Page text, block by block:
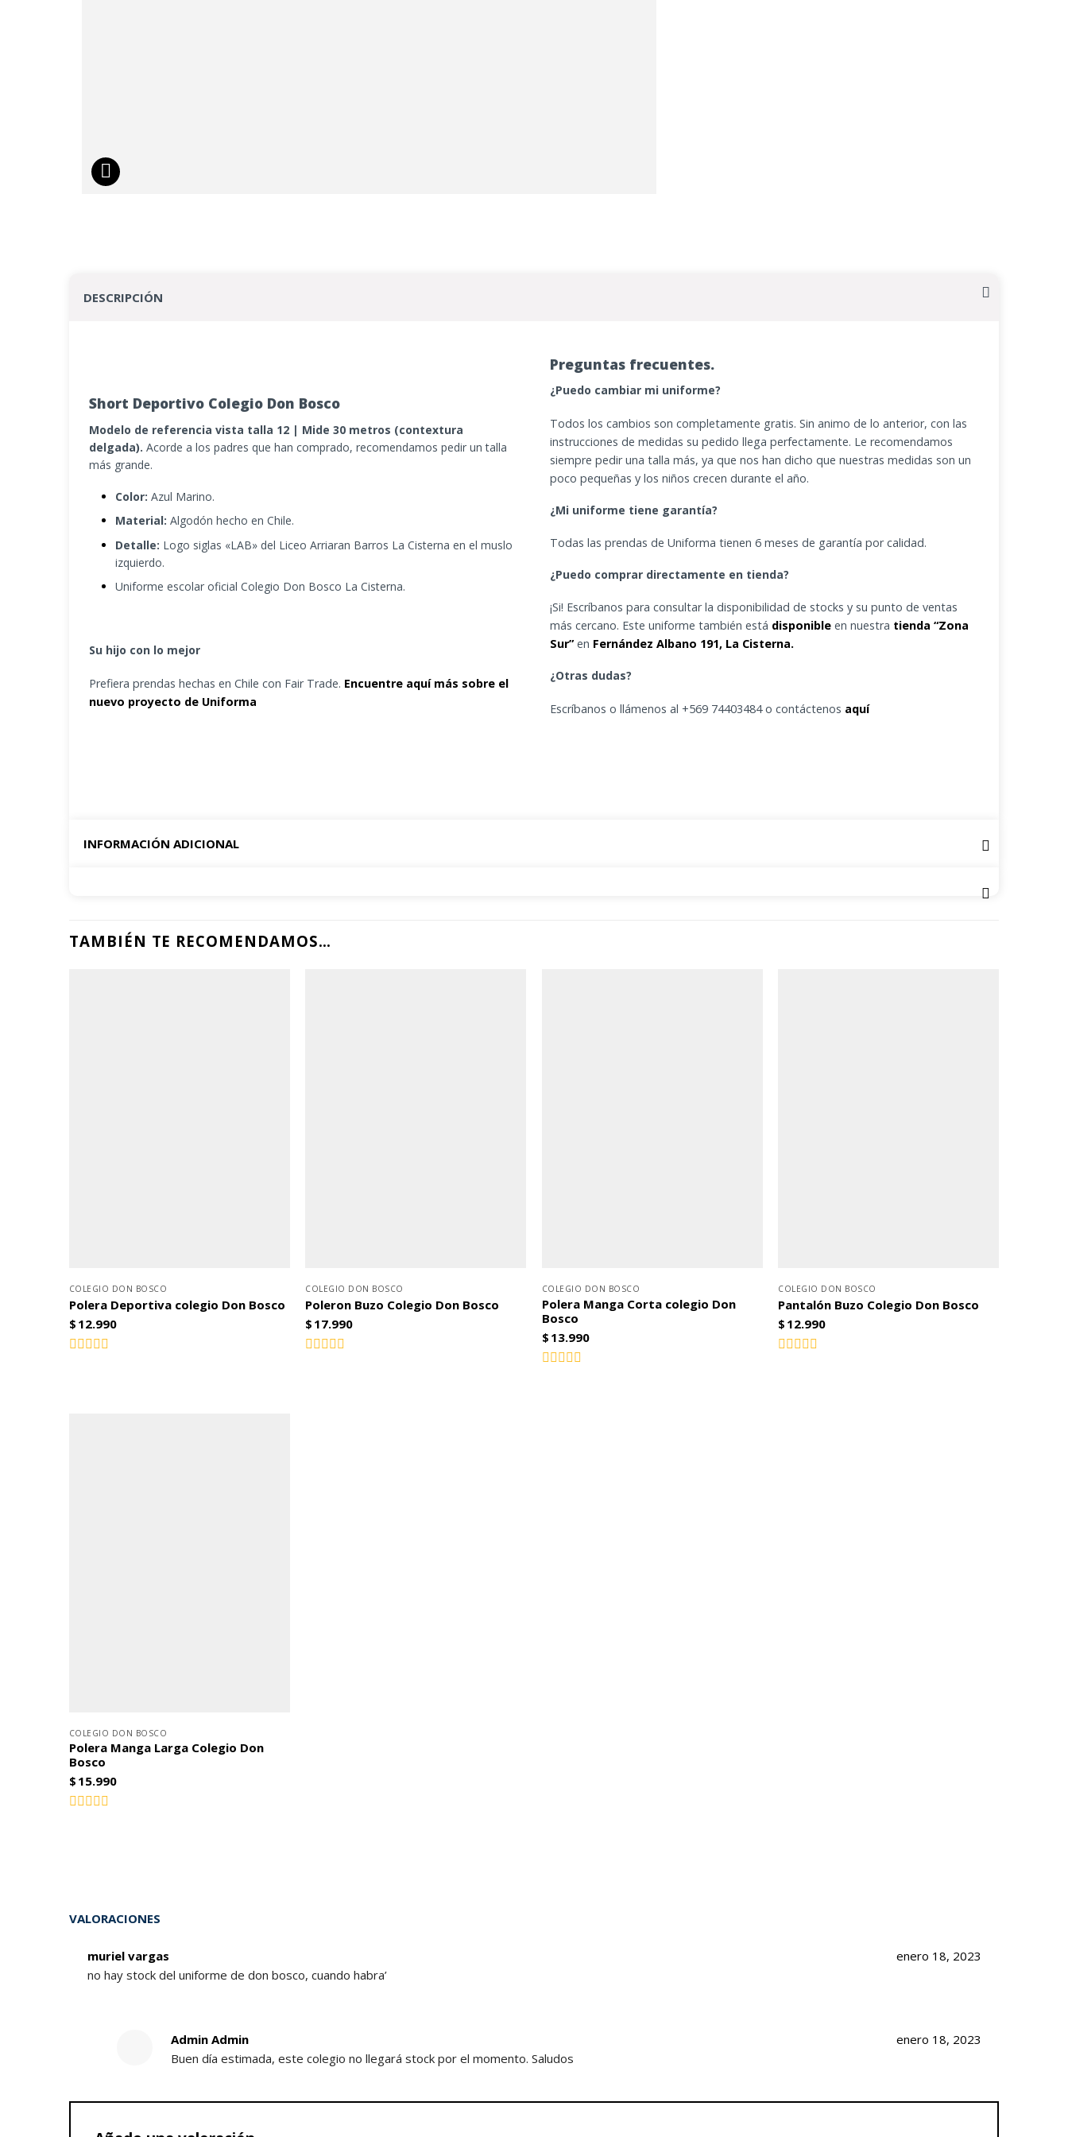
DESCRIPCIÓN
Short Deportivo Colegio Don Bosco
Modelo de referencia vista talla 12 | Mide 30 metros (contextura
delgada). Acorde a los padres que han comprado, recomendamos pedir un talla
más grande.
Color: Azul Marino.
Material: Algodón hecho en Chile.
Detalle: Logo siglas «LAB» del Liceo Arriaran Barros La Cisterna en el muslo
izquierdo.
Uniforme escolar oficial Colegio Don Bosco La Cisterna.
Su hijo con lo mejor
Prefiera prendas hechas en Chile con Fair Trade. Encuentre aquí más sobre el
nuevo proyecto de Uniforma
Preguntas frecuentes.
¿Puedo cambiar mi uniforme?
Todos los cambios son completamente gratis. Sin animo de lo anterior, con las
instrucciones de medidas su pedido llega perfectamente. Le recomendamos
siempre pedir una talla más, ya que nos han dicho que nuestras medidas son un
poco pequeñas y los niños crecen durante el año.
¿Mi uniforme tiene garantía?
Todas las prendas de Uniforma tienen 6 meses de garantía por calidad.
¿Puedo comprar directamente en tienda?
¡Si! Escríbanos para consultar la disponibilidad de stocks y su punto de ventas
más cercano. Este uniforme también está disponible en nuestra tienda “Zona
Sur”en Fernández Albano 191, La Cisterna.
¿Otras dudas?
Escríbanos o llámenos al +569 74403484 o contáctenos aquí
INFORMACIÓN ADICIONAL
TAMBIÉN TE RECOMENDAMOS…
COLEGIO DON BOSCO
Polera Deportiva colegio Don Bosco
$ 12.990
COLEGIO DON BOSCO
Poleron Buzo Colegio Don Bosco
$ 17.990
COLEGIO DON BOSCO
Polera Manga Corta colegio Don
Bosco
$ 13.990
COLEGIO DON BOSCO
Pantalón Buzo Colegio Don Bosco
$ 12.990
COLEGIO DON BOSCO
Polera Manga Larga Colegio Don
Bosco
$ 15.990
VALORACIONES
muriel vargas
enero 18, 2023
no hay stock del uniforme de don bosco, cuando habra’
Admin Admin
enero 18, 2023
Buen día estimada, este colegio no llegará stock por el momento. Saludos